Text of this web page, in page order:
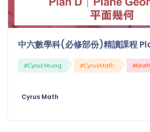
中六數學科(必修部份)精讀課程
#CyrusYeung #CyrusMath #Math
Cyrus Math